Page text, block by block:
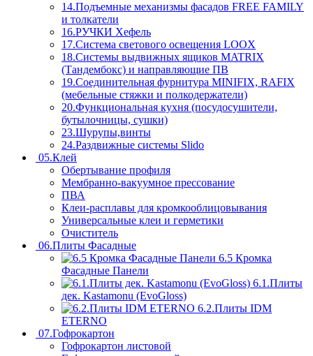
14.Подъемные механизмы фасадов FREE FAMILY
и толкатели
16.РУЧКИ Хефель
17.Система светового освещения LOOX
18.Системы выдвижных ящиков MATRIX
(Тандембокс) и направляющие ПВ
19.Соединительная фурнитура MINIFIX, RAFIX
(мебельные стяжки и полкодержатели)
20.Функциональная кухня (посудосушители,
бутылочницы, сушки)
23.Шурупы,винты
24.Раздвижные системы Slido
05.Клей
Обертывание профиля
Мембранно-вакуумное прессование
ПВА
Клеи-расплавы для кромкооблицовывания
Универсальные клеи и герметики
Очиститель
06.Плиты Фасадные
6.5 Кромка
Фасадные Панели
6.1.Плиты
дек. Kastamonu (EvoGloss)
6.2.Плиты IDM
ETERNO
07.Гофрокартон
Гофрокартон листовой